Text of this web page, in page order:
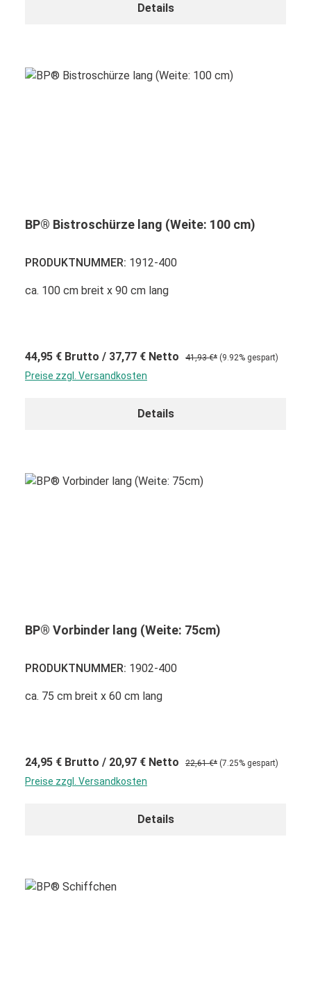
Details
BP® Bistroschürze lang (Weite: 100 cm)
PRODUKTNUMMER: 1912-400
ca. 100 cm breit x 90 cm lang
44,95 € Brutto / 37,77 € Netto 41,93 €* (9.92% gespart)
Preise zzgl. Versandkosten
Details
BP® Vorbinder lang (Weite: 75cm)
PRODUKTNUMMER: 1902-400
ca. 75 cm breit x 60 cm lang
24,95 € Brutto / 20,97 € Netto 22,61 €* (7.25% gespart)
Preise zzgl. Versandkosten
Details